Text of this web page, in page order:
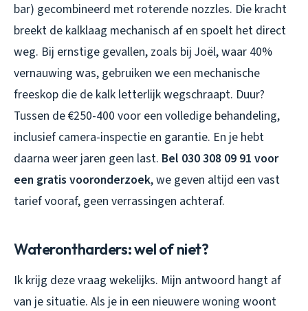
bar) gecombineerd met roterende nozzles. Die kracht
breekt de kalklaag mechanisch af en spoelt het direct
weg. Bij ernstige gevallen, zoals bij Joël, waar 40%
vernauwing was, gebruiken we een mechanische
freeskop die de kalk letterlijk wegschraapt. Duur?
Tussen de €250-400 voor een volledige behandeling,
inclusief camera-inspectie en garantie. En je hebt
daarna weer jaren geen last. Bel 030 308 09 91 voor
een gratis vooronderzoek, we geven altijd een vast
tarief vooraf, geen verrassingen achteraf.
Waterontharders: wel of niet?
Ik krijg deze vraag wekelijks. Mijn antwoord hangt af
van je situatie. Als je in een nieuwere woning woont